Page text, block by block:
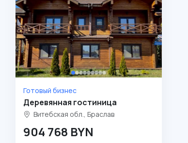
Готовый бизнес
Деревянная гостиница
Витебская обл., Браслав
904 768 BYN